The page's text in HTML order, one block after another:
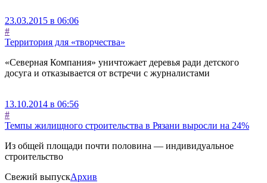
23.03.2015 в 06:06
#
Территория для «творчества»
«Северная Компания» уничтожает деревья ради детского
досуга и отказывается от встречи с журналистами
13.10.2014 в 06:56
#
Темпы жилищного строительства в Рязани выросли на 24%
Из общей площади почти половина — индивидуальное
строительство
Свежий выпускАрхив